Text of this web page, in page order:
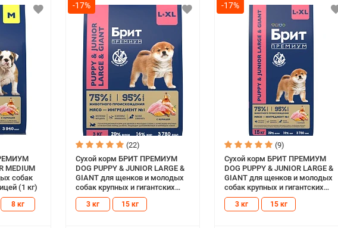
MEDIUM
собак
(1 кг)
8 кг
-17%
(22)
Сухой корм БРИТ ПРЕМИУМ
DOG PUPPY & JUNIOR LARGE &
GIANT для щенков и молодых
собак крупных и гигантских
пород с курицей (3 кг)
3 кг 15 кг
-17%
(9)
Сухой корм БРИТ ПРЕМИУМ
DOG PUPPY & JUNIOR LARGE &
GIANT для щенков и молодых
собак крупных и гигантских
пород с курицей (15 кг)
3 кг 15 кг